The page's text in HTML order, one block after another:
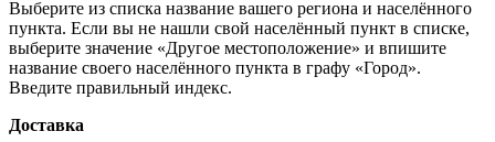
Выберите из списка название вашего региона и населённого
пункта. Если вы не нашли свой населённый пункт в списке,
выберите значение «Другое местоположение» и впишите
название своего населённого пункта в графу «Город».
Введите правильный индекс.
Доставка